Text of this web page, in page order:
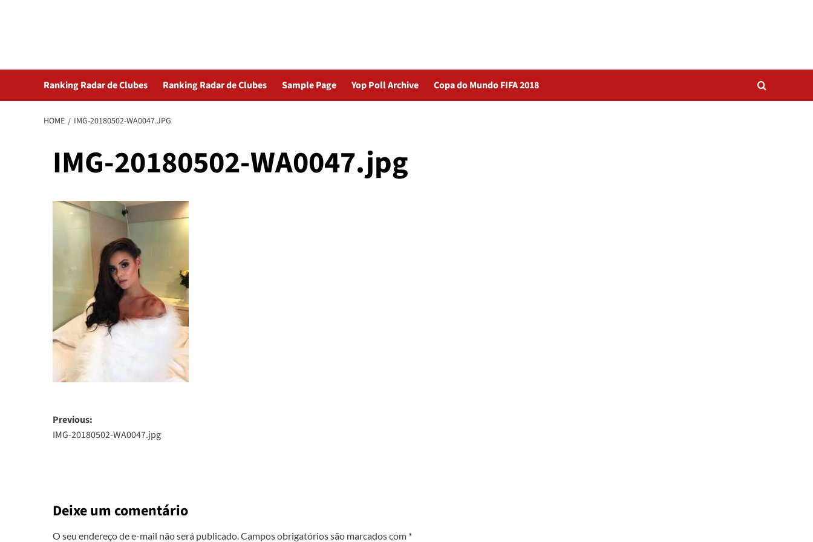
Ranking Radar de Clubes Ranking Radar de Clubes Sample Page Yop Poll Archive Copa do Mundo FIFA 2018
HOME IMG-20180502-WA0047.JPG
IMG-20180502-WA0047.jpg
Post
navigation
Previous:
IMG-20180502-WA0047.jpg
Deixe um comentário
O seu endereço de e-mail não será publicado.Campos obrigatórios são marcados com *